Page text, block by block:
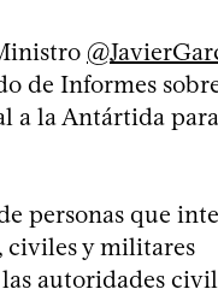
de Informes
a la Antártida
personas que
civiles y militares
autoridades